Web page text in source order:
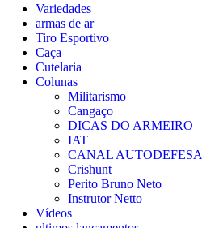
Variedades
armas de ar
Tiro Esportivo
Caça
Cutelaria
Colunas
Militarismo
Cangaço
DICAS DO ARMEIRO
IAT
CANAL AUTODEFESA
Crishunt
Perito Bruno Neto
Instrutor Netto
Vídeos